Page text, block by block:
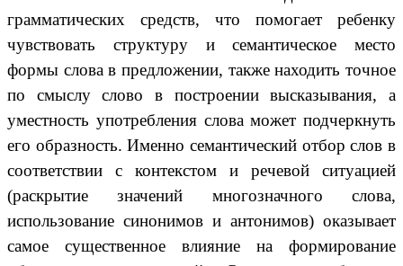
грамматических средств, что помогает ребенку
чувствовать структуру и семантическое место
формы слова в предложении, также находить точное
по смыслу слово в построении высказывания, а
уместность употребления слова может подчеркнуть
его образность. Именно семантический отбор слов в
соответствии с контекстом и речевой ситуацией
(раскрытие значений многозначного слова,
использование синонимов и антонимов) оказывает
самое существенное влияние на формирование